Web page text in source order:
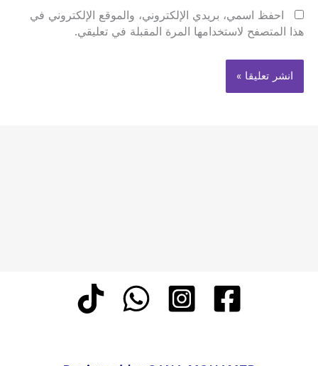
احفظ اسمي، بريدي الإلكتروني، والموقع الإلكتروني في
هذا المتصفح لاستخدامها المرة المقبلة في تعليقي.